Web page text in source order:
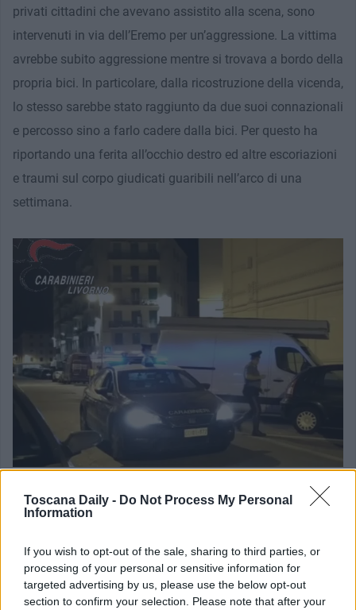
Toscana Daily - Do Not Process My Personal
Information
If you wish to opt-out of the sale, sharing to third parties, or
processing of your personal or sensitive information for
targeted advertising by us, please use the below opt-out
section to confirm your selection. Please note that after your
privati cittadini che avevano assistito alla scena, sono
intervenuti in via dell’Eremo per un’aggressione. La vittima
avrebbe subito aggressione mentre si trovava a bordo della
propria bici. In particolare, dalla ricostruzione della vicenda,
lo stesso sarebbe stato raggiunto da due suoi connazionali
e percosso sino a farlo cadere dalla bici. Per questo ha
riportando una ferita all’occhio destro ed altre escoriazioni
e traumi sul corpo giudicati guaribili nell’arco di una
settimana.
Nell’arco della spedizione punitiva ai danni del malcapitato
celermente a localizzare raggiungere e fermare i due
aggressori mentre si stavano allontanando. Dopo condotti
in caserma li hanno identificati e deferiti a piede libero